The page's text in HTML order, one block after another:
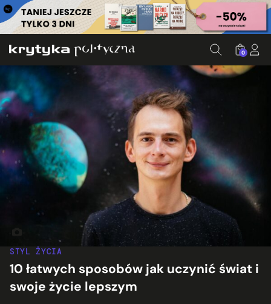
0
STYL ŻYCIA
10 łatwych sposobów jak uczynić świat i
swoje życie lepszym
Jaś Kapela. Fot. Albert Zawada